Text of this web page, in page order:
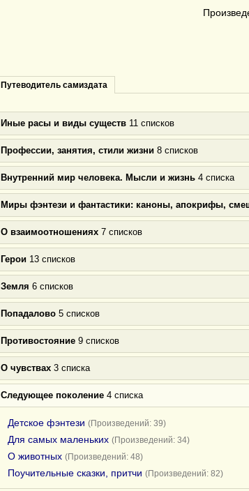
Путеводитель самиздата
Иные расы и виды существ 11 списков
Профессии, занятия, стили жизни 8 списков
Внутренний мир человека. Мысли и жизнь 4 списка
Миры фэнтези и фантастики: каноны, апокрифы,
О взаимоотношениях 7 списков
Герои 13 списков
Земля 6 списков
Попадалово 5 списков
Противостояние 9 списков
О чувствах 3 списка
Следующее поколение 4 списка
Детское фэнтези (Произведений: 39)
Для самых маленьких (Произведений: 34)
О животных (Произведений: 48)
Поучительные сказки, притчи (Произведений: 82)